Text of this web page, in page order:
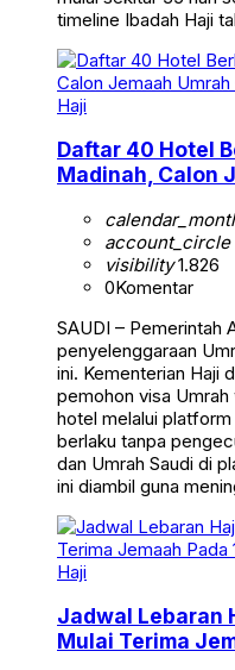
timeline Ibadah Haji
Haji
Daftar 40 Hotel
Madinah, Calon
account_circle
visibility1.826
0Komentar
SAUDI – Pemerintah
penyelenggaraan
ini. Kementerian Haji
pemohon visa
hotel melalui
berlaku tanpa
dan Umrah Saudi di
ini diambil guna
Haji
Jadwal Lebaran
Mulai Terima